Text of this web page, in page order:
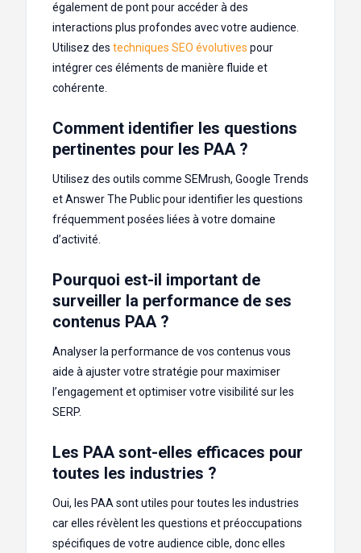
également de pont pour accéder à des
interactions plus profondes avec votre audience.
Utilisez des techniques SEO évolutives pour
intégrer ces éléments de manière fluide et
cohérente.
Comment identifier les questions
pertinentes pour les PAA ?
Utilisez des outils comme SEMrush, Google Trends
et Answer The Public pour identifier les questions
fréquemment posées liées à votre domaine
d’activité.
Pourquoi est-il important de
surveiller la performance de ses
contenus PAA ?
Analyser la performance de vos contenus vous
aide à ajuster votre stratégie pour maximiser
l’engagement et optimiser votre visibilité sur les
SERP.
Les PAA sont-elles efficaces pour
toutes les industries ?
Oui, les PAA sont utiles pour toutes les industries
car elles révèlent les questions et préoccupations
spécifiques de votre audience cible, donc elles